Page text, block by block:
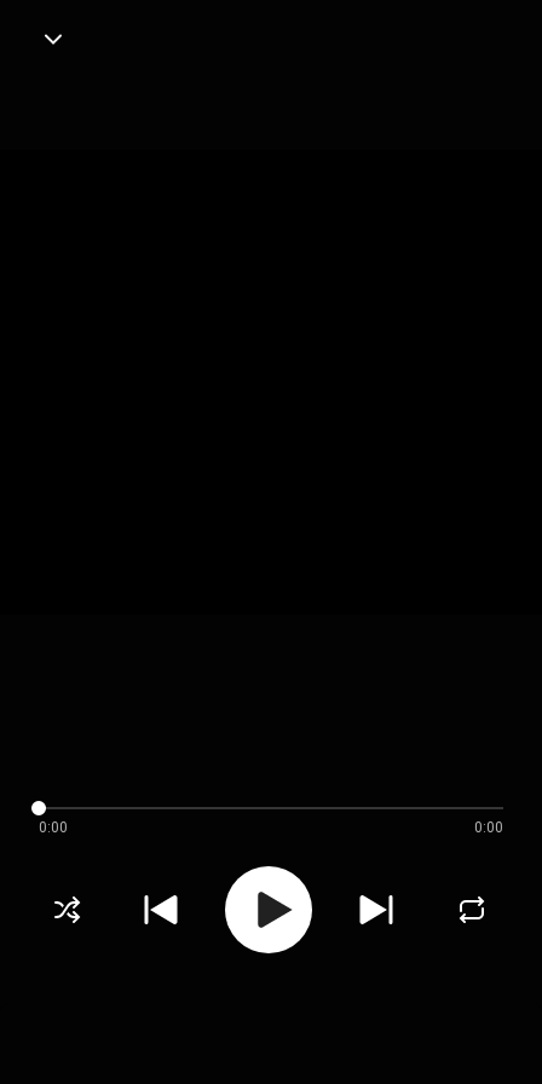
0:00 0:00